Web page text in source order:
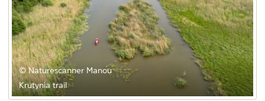
© Naturescanner Manou
Krutynia trail